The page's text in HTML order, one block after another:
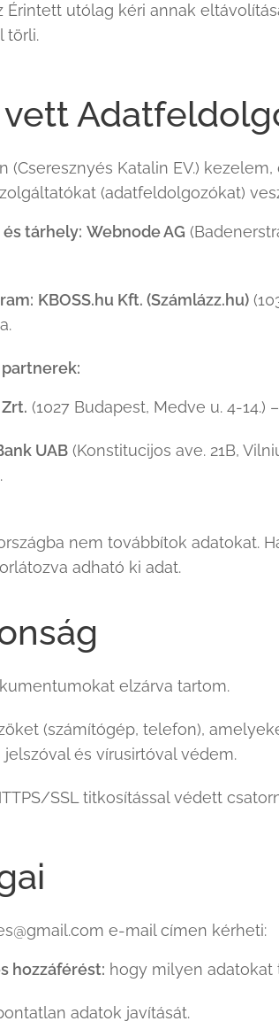
Érintett utólag kéri annak
törli.
vett
(Cseresznyés Katalin EV.)
(adatfeldolgozókat)
tárhely: Webnode AG
KBOSS.hu Kft. (Számlázz.hu)
(1027 Budapest, Medve u. 4-14.)
UAB(Konstitucijos ave. 21B,
nem továbbítok adatokat.
adható ki adat.
elzárva tartom.
(számítógép, telefon),
és vírusirtóval védem.
SSL titkosítással védett
e-mail címen kérheti:
hozzáférést: hogy milyen adatokat
adatok javítását.